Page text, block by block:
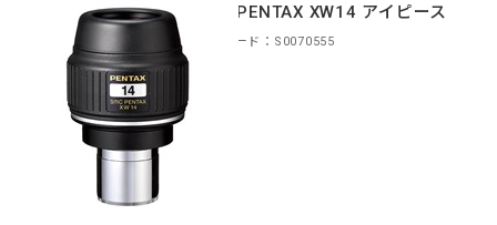
smc PENTAX XW14 アイピース
商品コード：S0070555